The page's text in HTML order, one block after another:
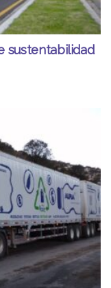
sustentabilidad